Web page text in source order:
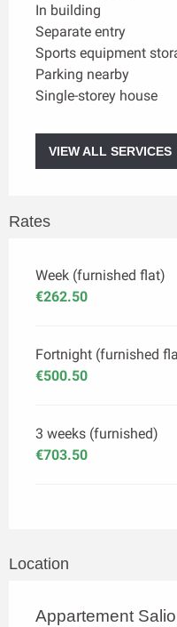
In building
Separate entry
Sports equipment
Parking nearby
Single-storey house
VIEW ALL SERVICES
Rates
Week (furnished flat)
€262.50
Fortnight (furnished
€500.50
3 weeks (furnished)
€703.50
Location
Appartement